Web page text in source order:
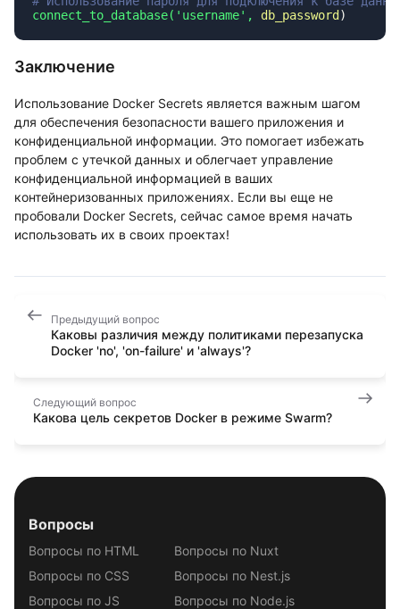
connect_to_database( 'username' , db_password
Заключение
Использование Docker Secrets является важным шагом
для обеспечения безопасности вашего приложения и
конфиденциальной информации. Это помогает избежать
проблем с утечкой данных и облегчает управление
конфиденциальной информацией в ваших
контейнеризованных приложениях. Если вы еще не
пробовали Docker Secrets, сейчас самое время начать
использовать их в своих проектах!
Предыдущий вопрос
Каковы различия между политиками перезапуска
Docker 'no', 'on-failure' и 'always'?
Следующий вопрос
Какова цель секретов Docker в режиме Swarm?
Вопросы
Вопросы по HTML
Вопросы по CSS
Вопросы по JS
Вопросы по Nuxt
Вопросы по Nest.js
Вопросы по Node.js